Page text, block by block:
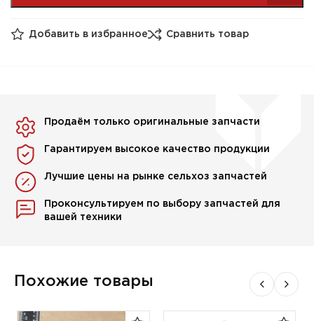
Добавить в избранное Сравнить товар
Продаём только оригинальные запчасти
Гарантируем высокое качество продукции
Лучшие цены на рынке сельхоз запчастей
Проконсультируем по выбору запчастей для
вашей техники
Похожие товары